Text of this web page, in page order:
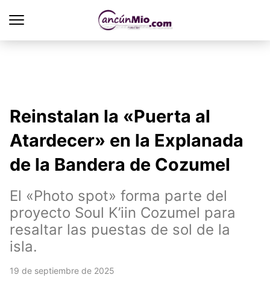
Reinstalan la «Puerta al
Atardecer» en la Explanada
de la Bandera de Cozumel
El «Photo spot» forma parte del
proyecto Soul K’iin Cozumel para
resaltar las puestas de sol de la
isla.
19 de septiembre de 2025